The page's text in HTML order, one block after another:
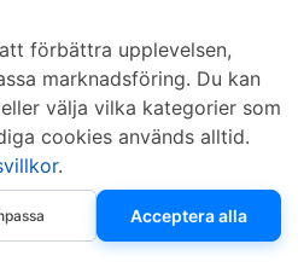
förbättra upplevelsen,
marknadsföring. Du kan
välja vilka kategorier som
cookies används alltid.
.
Acceptera alla
Köp nu
sålda dieselbox
Återförsäljare
Sök KCR-box
Försäljningsvillkor